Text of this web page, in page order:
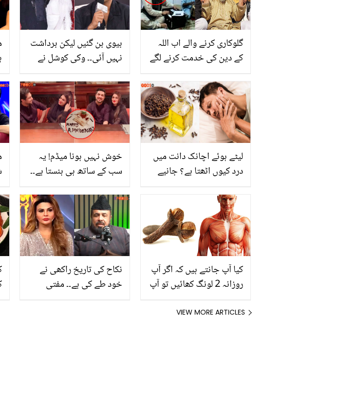
بیوی بن گئیں لیکن برداشت
نہیں آئی۔۔ وکی کوشل نے
کرتے ہوئے کیا کہا؟ دیکھیں
گلوکاری کرنے والے اب اللہ
کے دین کی خدمت کرنے لگے
ہیں جن کی زندگی آج اللہ
نے بدل کر رکھ دی؟
خوش نہیں ہونا میڈم! یہ
سب کے ساتھ ہی ہنستا ہے۔۔
سالگرہ منانے کی پوسٹ
سوشل میڈیا پر تماشہ بن
گئی
لیٹے ہوئے اچانک دانت میں
درد کیوں اٹھتا ہے؟ جانیے
سے فوری آرام کا گھریلو
ٹوٹکا
نکاح کی تاریخ راکھی نے
خود طے کی ہے۔۔ مفتی
کیا آپ جانتے ہیں کہ اگر آپ
روزانہ 2 لونگ کھائیں تو آپ
انگیز تبدیلی آسکتی۔۔۔۔ جان
VIEW MORE ARTICLES